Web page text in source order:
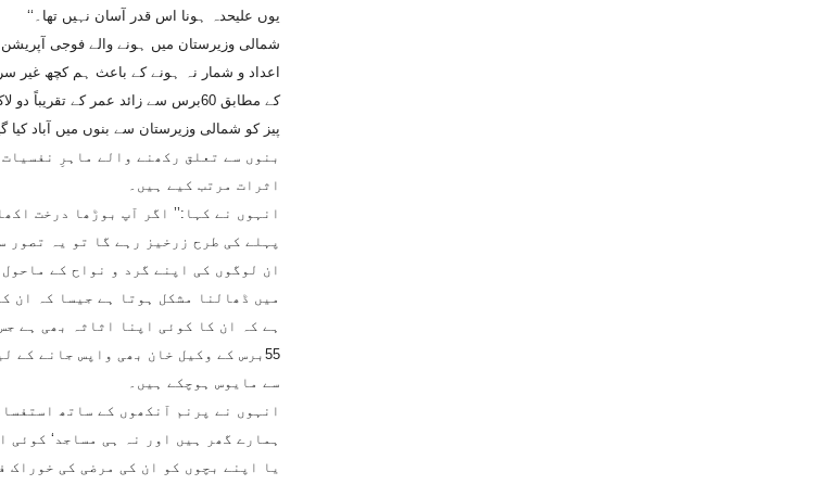
یوں علیحدہ ہونا اس قدر آسان نہیں تھا۔‘‘
شمالی وزیرستان میں ہونے والے فوجی آپریشن
اعداد و شمار نہ ہونے کے باعث ہم کچھ غیر
پیز کو شمالی وزیرستان سے بنوں میں آباد کیا
بنوں سے تعلق رکھنے والے ماہرِ
اثرات مرتب کیے ہیں۔
انہوں نے کہا:’’ اگر آپ بوڑھا درخت
پہلے کی طرح زرخیز رہے گا تو یہ تصور
ان لوگوں کی اپنے گرد و نواح کے
میں ڈھالنا مشکل ہوتا ہے جیسا کہ ان
ہے کہ ان کا کوئی اپنا اثاثہ بھی ہے
55برس کے وکیل خان بھی واپس جانے
سے مایوس ہوچکے ہیں۔
انہوں نے پرنم آنکھوں کے ساتھ
ہمارے گھر ہیں اور نہ ہی مساجد‘
یا اپنے بچوں کو ان کی مرضی کی خوراک